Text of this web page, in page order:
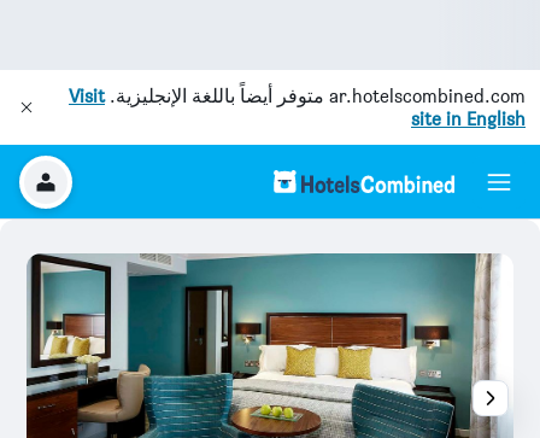
ar.hotelscombined.com متوفر أيضاً باللغة الإنجليزية.Visit
site in English